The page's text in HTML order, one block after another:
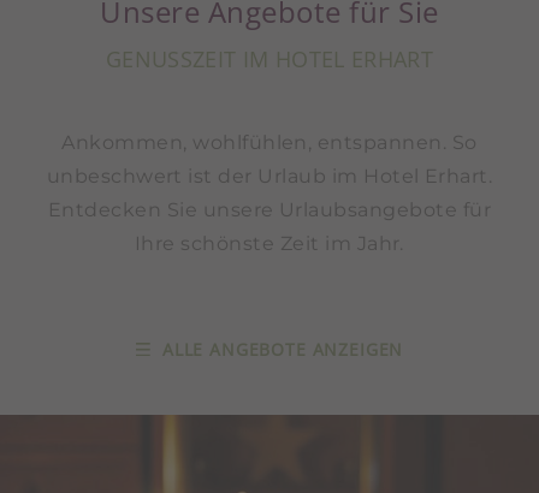
Unsere Angebote für Sie
GENUSSZEIT IM HOTEL ERHART
Ankommen, wohlfühlen, entspannen. So
unbeschwert ist der Urlaub im Hotel Erhart.
Entdecken Sie unsere Urlaubsangebote für
Ihre schönste Zeit im Jahr.
ALLE ANGEBOTE ANZEIGEN